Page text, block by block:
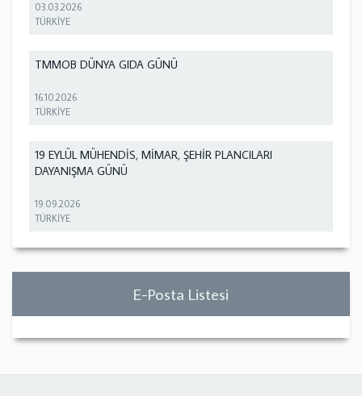
03.03.2026
TÜRKİYE
TMMOB DÜNYA GIDA GÜNÜ
16.10.2026
TÜRKİYE
19 EYLÜL MÜHENDİS, MİMAR, ŞEHİR PLANCILARI
DAYANIŞMA GÜNÜ
19.09.2026
TÜRKİYE
E-Posta Listesi